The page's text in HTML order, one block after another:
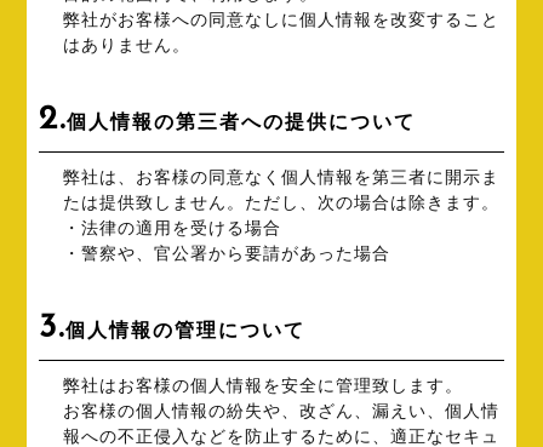
弊社がお客様への同意なしに個人情報を改変すること
はありません。
2.個人情報の第三者への提供について
弊社は、お客様の同意なく個人情報を第三者に開示ま
たは提供致しません。ただし、次の場合は除きます。
・法律の適用を受ける場合
・警察や、官公署から要請があった場合
3.個人情報の管理について
弊社はお客様の個人情報を安全に管理致します。
お客様の個人情報の紛失や、改ざん、漏えい、個人情
報への不正侵入などを防止するために、適正なセキュ